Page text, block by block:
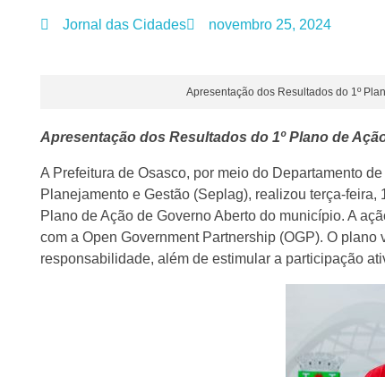
Jornal das Cidades novembro 25, 2024
Apresentação dos Resultados do 1º
Apresentação dos Resultados do 1º Plano de
A Prefeitura de Osasco, por meio do Departamento
Planejamento e Gestão (Seplag), realizou terça-
Plano de Ação de Governo Aberto do município. A
com a Open Government Partnership (OGP). O
responsabilidade, além de estimular a participação